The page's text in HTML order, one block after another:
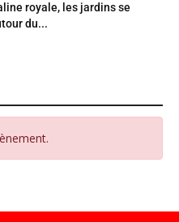
royale, les jardins se
du...